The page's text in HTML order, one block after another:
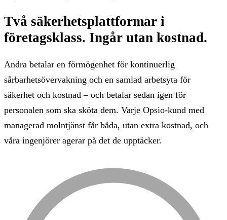
Två säkerhetsplattformar i
företagsklass. Ingår utan kostnad.
Andra betalar en förmögenhet för kontinuerlig
sårbarhetsövervakning och en samlad arbetsyta för
säkerhet och kostnad – och betalar sedan igen för
personalen som ska sköta dem. Varje Opsio-kund med
managerad molntjänst får båda, utan extra kostnad, och
våra ingenjörer agerar på det de upptäcker.